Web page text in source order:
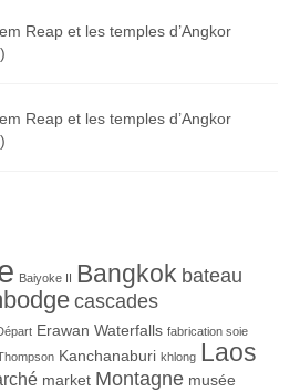
Reap et les temples d’Angkor
Reap et les temples d’Angkor
Baiyoke II Bangkok bateau
cascades
Erawan Waterfalls fabrication soie
Kanchanaburi khlong Laos
market Montagne musée